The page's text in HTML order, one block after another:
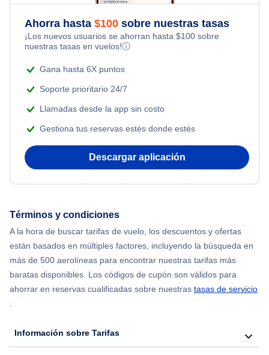
Flights Under $49
Flights Under $99
Flights Under $199
Flights from Nueva York to Milán
Flights from Nueva York to Estanbul
Flights from Nueva York to Atenas
Flights from Shanghai to Nueva York
Flights from Delhi to Nueva York
Flights from Chicago to Delhi
Flights from Nueva York to Hong Kong
Romantic Vacations
Adventure Vacations
Beach Vacations
Ahorra hasta $100 sobre nuestras tasas
¡Los nuevos usuarios se ahorran hasta $100 sobre
nuestras tasas en vuelos!ⓘ
Gana hasta 6X puntos
Soporte prioritario 24/7
Llamadas desde la app sin costo
Gestiona tus reservas estés donde estés
Descargar aplicación
Términos y condiciones
A la hora de buscar tarifas de vuelo, los descuentos y ofertas
están basados en múltiples factores, incluyendo la búsqueda en
más de 500 aerolíneas para encontrar nuestras tarifas más
baratas disponibles. Los códigos de cupón son válidos para
ahorrar en reservas cualificadas sobre nuestras tasas de servicio
.
Información sobre Tarifas